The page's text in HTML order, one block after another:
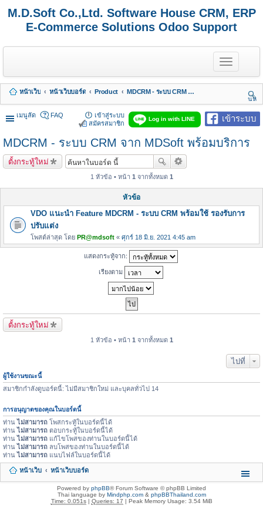
M.D.Soft Co.,Ltd. Software House CRM, ERP
E-Commerce Solutions Odoo Support
T
o
g
e
n
a
i
g
หน้าเว็บ หน้าเว็บบอร์ด Product
MDCRM - ระบบ CRM จาก MDSoft พร้อมบริการ
นห
า
เมนูลัด
เข้าระบบ
Log in with LINE
FAQ
เข้าสู่ระบบ
สมัครสมาชิก
MDCRM - ระบบ CRM จาก MDSoft พร้อมบริการ
ตั้งกระทู้ใหม่
1 หัวข้อ • หน้า 1 จากทั้งหมด 1
หัวข้อ
VDO แนะนำ Feature MDCRM - ระบบ CRM พร้อมใช้ รองรับการ
ปรับแต่ง
โพสต์ล่าสุด โดย PR@mdsoft « ศุกร์ 18 มิ.ย. 2021 4:45 am
แสดงกระทู้จาก:
เรียงตาม
ตั้งกระทู้ใหม่
1 หัวข้อ • หน้า 1 จากทั้งหมด 1
ไปที่
ผู้ใช้งานขณะนี้
สมาชิกกำลังดูบอร์ดนี้: ไม่มีสมาชิกใหม่ และบุคลทั่วไป 14
การอนุญาตของคุณในบอร์ดนี้
ท่านไม่สามารถ โพสกระทู้ในบอร์ดนี้ได้
ท่านไม่สามารถ ตอบกระทู้ในบอร์ดนี้ได้
ท่านไม่สามารถ แก้ไขโพสของท่านในบอร์ดนี้ได้
ท่านไม่สามารถ ลบโพสของท่านในบอร์ดนี้ได้
ท่านไม่สามารถ แนบไฟล์ในบอร์ดนี้ได้
หน้าเว็บ หน้าเว็บบอร์ด
Powered by phpBB® Forum Software © phpBB Limited
Thai language by Mindphp.com& phpBBThailand.com
Time: 0.051s| Queries: 17 | Peak Memory Usage: 3.54 MiB